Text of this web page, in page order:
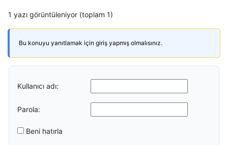
1 yazı görüntüleniyor (toplam 1)
Bu konuyu yanıtlamak için giriş yapmış olmalısınız.
Kullanıcı adı:
Parola:
Beni hatırla